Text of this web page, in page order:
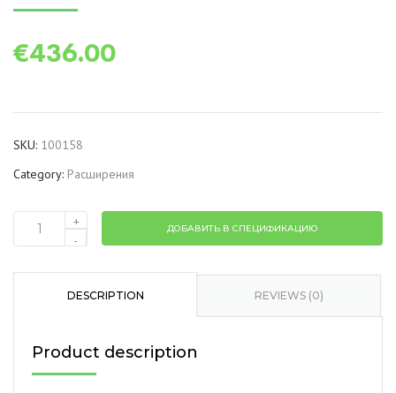
€436.00
SKU: 100158
Category: Расширения
100158
Extension
+
-
ДОБАВИТЬ В СПЕЦИФИКАЦИЮ
DESCRIPTION REVIEWS (0)
Product description